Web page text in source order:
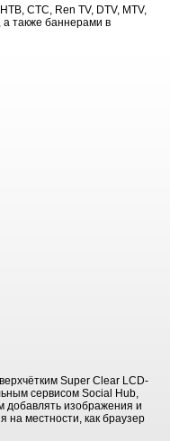
СТС, Ren TV, DTV, MTV,
также баннерами в
Super Clear LCD-
сервисом Social Hub,
добавлять изображения и
на местности, как браузер